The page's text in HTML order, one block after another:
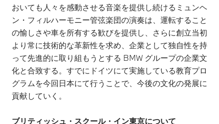
おいても人々を感動させる音楽を提供し続けるミュンヘ
ン・フィルハーモニー管弦楽団の演奏は、運転すること
の愉しさや車を所有する歓びを提供し、さらに創立当初
より常に技術的な革新性を求め、企業として独自性を持
って先進的に取り組もうとする BMW グループの企業文
化と合致する。すでにドイツにて実施している教育プロ
グラムを今回日本にて行うことで、今後の文化の発展に
貢献していく。
ブリティッシュ・スクール・イン東京について